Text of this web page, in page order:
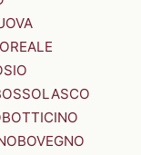
BOTTICINO
BOVEGNO